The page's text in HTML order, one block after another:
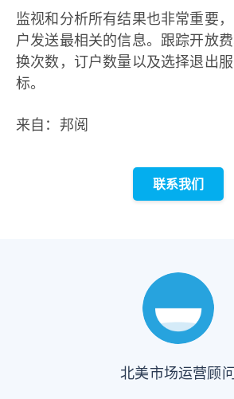
监视和分析所有结果也非常重要
户发送最相关的信息。跟踪开放
换次数，订户数量以及选择退出
标。
来自：邦阅
联系我们
北美市场运营顾